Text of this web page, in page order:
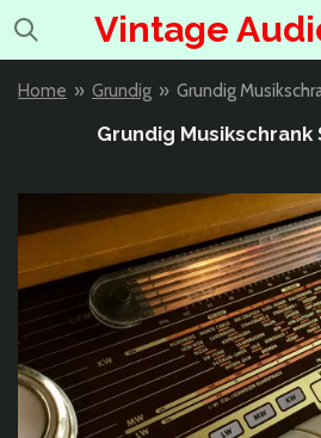
Ga
de
hoofdinhoud
Vintage
Home » Grundig » Grundig
Grundig Musikschrank